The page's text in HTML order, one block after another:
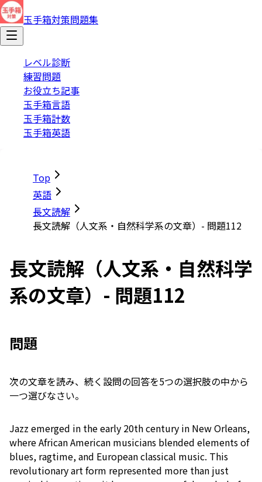
玉手箱対策問題集
レベル診断
練習問題
お役立ち記事
玉手箱言語
玉手箱計数
玉手箱英語
Top
英語
長文読解
長文読解（人文系・自然科学系の文章）- 問題112
長文読解（人文系・自然科学
系の文章）- 問題112
問題
次の文章を読み、続く設問の回答を5つの選択肢の中から
一つ選びなさい。
Jazz emerged in the early 20th century in New Orleans,
where African American musicians blended elements of
blues, ragtime, and European classical music. This
revolutionary art form represented more than just